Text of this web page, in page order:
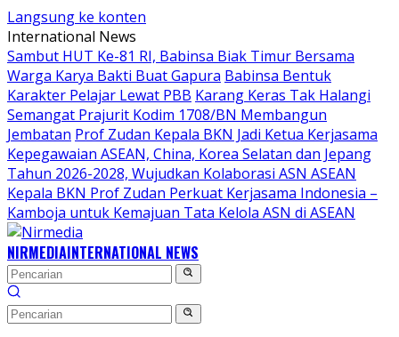
Langsung ke konten
International News
Sambut HUT Ke-81 RI, Babinsa Biak Timur Bersama
Warga Karya Bakti Buat Gapura Babinsa Bentuk
Karakter Pelajar Lewat PBB Karang Keras Tak Halangi
Semangat Prajurit Kodim 1708/BN Membangun
Jembatan Prof Zudan Kepala BKN Jadi Ketua Kerjasama
Kepegawaian ASEAN, China, Korea Selatan dan Jepang
Tahun 2026-2028, Wujudkan Kolaborasi ASN ASEAN
Kepala BKN Prof Zudan Perkuat Kerjasama Indonesia –
Kamboja untuk Kemajuan Tata Kelola ASN di ASEAN
NIRMEDIAINTERNATIONAL NEWS